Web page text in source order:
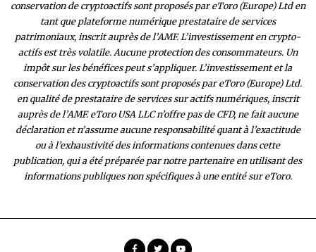
conservation de cryptoactifs sont proposés par eToro (Europe) Ltd en
tant que plateforme numérique prestataire de services
patrimoniaux, inscrit auprès de l’AMF. L’investissement en crypto-
actifs est très volatile. Aucune protection des consommateurs. Un
impôt sur les bénéfices peut s’appliquer. L’investissement et la
conservation des cryptoactifs sont proposés par eToro (Europe) Ltd.
en qualité de prestataire de services sur actifs numériques, inscrit
auprès de l’AMF. eToro USA LLC n’offre pas de CFD, ne fait aucune
déclaration et n’assume aucune responsabilité quant à l’exactitude
ou à l’exhaustivité des informations contenues dans cette
publication, qui a été préparée par notre partenaire en utilisant des
informations publiques non spécifiques à une entité sur eToro.